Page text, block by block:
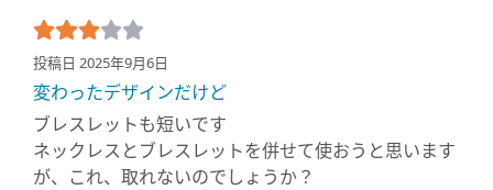
投稿日 2025年9月6日
変わったデザインだけど
ブレスレットも短いです
ネックレスとブレスレットを併せて使おうと思います
が、これ、取れないのでしょうか？